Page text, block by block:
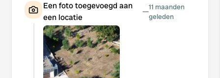
Een foto toegevoegd aan
een locatie
—11 maanden
geleden